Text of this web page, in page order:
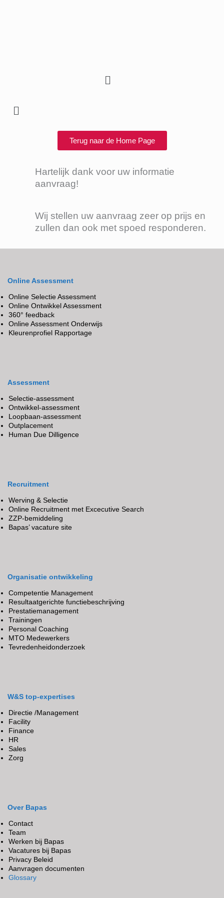
Menu
Menu
Terug naar de Home Page
Hartelijk dank voor uw informatie
aanvraag!
Wij stellen uw aanvraag zeer op prijs en
zullen dan ook met spoed responderen.
Online Assessment
Online Selectie Assessment
Online Ontwikkel Assessment
360° feedback
Online Assessment Onderwijs
Kleurenprofiel Rapportage
Assessment
Selectie-assessment
Ontwikkel-assessment
Loopbaan-assessment
Outplacement
Human Due Dilligence
Recruitment
Werving & Selectie
Online Recruitment met Excecutive Search
ZZP-bemiddeling
Bapas’ vacature site
Organisatie ontwikkeling
Competentie Management
Resultaatgerichte functiebeschrijving
Prestatiemanagement
Trainingen
Personal Coaching
MTO Medewerkers
Tevredenheidonderzoek
W&S top-expertises
Directie /Management
Facility
Finance
HR
Sales
Zorg
Over Bapas
Contact
Team
Werken bij Bapas
Vacatures bij Bapas
Privacy Beleid
Aanvragen documenten
Glossary